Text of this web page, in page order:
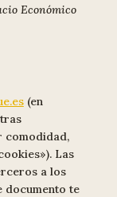
Económico
(en
comodidad,
Las
a los
documento te